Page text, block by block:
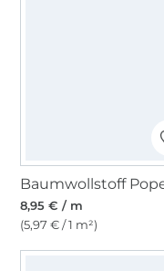
8,95 € / m
(5,97 € / 1 m²)